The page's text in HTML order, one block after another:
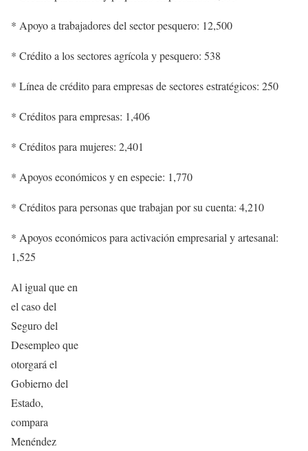
* Apoyo a trabajadores del sector pesquero: 12,500
* Crédito a los sectores agrícola y pesquero: 538
* Línea de crédito para empresas de sectores estratégicos: 250
* Créditos para empresas: 1,406
* Créditos para mujeres: 2,401
* Apoyos económicos y en especie: 1,770
* Créditos para personas que trabajan por su cuenta: 4,210
* Apoyos económicos para activación empresarial y artesanal:
1,525
Al igual que en
el caso del
Seguro del
Desempleo que
otorgará el
Gobierno del
Estado,
compara
Menéndez